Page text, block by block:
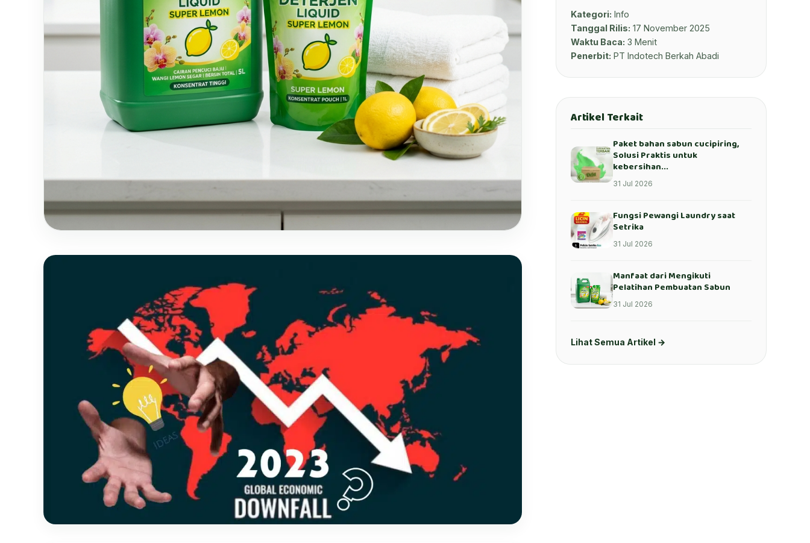
Kategori: Info
Tanggal Rilis: 17 November 2025
Waktu Baca: 3 Menit
Penerbit: PT Indotech Berkah Abadi
Artikel Terkait
Paket bahan sabun cucipiring,
Solusi Praktis untuk
kebersihan...
31 Jul 2026
Fungsi Pewangi Laundry saat
Setrika
31 Jul 2026
Manfaat dari Mengikuti
Pelatihan Pembuatan Sabun
31 Jul 2026
Lihat Semua Artikel →